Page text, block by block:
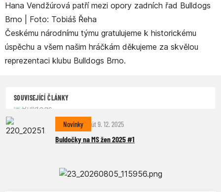
Hana Vendžúrová patří mezi opory zadních řad Bulldogs
Brno | Foto: Tobiáš Řeha
Českému národnímu týmu gratulujeme k historickému
úspěchu a všem našim hráčkám děkujeme za skvělou
reprezentaci klubu Bulldogs Brno.
SOUVISEJÍCÍ ČLÁNKY
Novinky út 9. 12. 2025
Buldočky na MS žen 2025 #1